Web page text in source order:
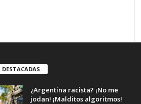
¿Argentina racista? ¡No me
jodan! ¡Malditos algoritmos!